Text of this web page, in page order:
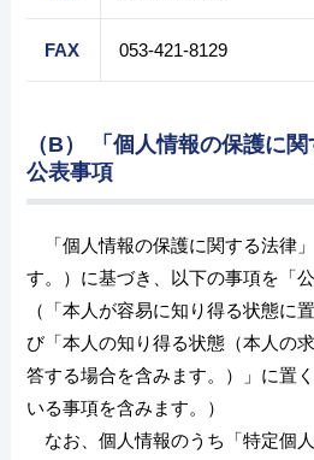
FAX 053-421-8129
（B） 「個人情報の保護に
公表事項
「個人情報の保護に関する法律
す。）に基づき、以下の事項を「
（「本人が容易に知り得る状態に
び「本人の知り得る状態（本人の
答する場合を含みます。）」に置
いる事項を含みます。）
なお、個人情報のうち「特定個